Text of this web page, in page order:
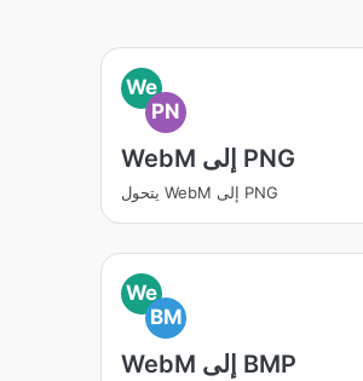
We
PN
WebM إلى PNG
يتحول WebM إلى PNG
We
BM
WebM إلى BMP